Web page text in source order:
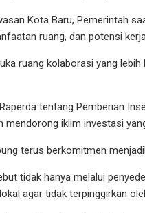
Kota Baru, Pemerintah
ruang, dan potensi
ruang kolaborasi yang lebih
tentang Pemberian
mendorong iklim investasi
terus berkomitmen
tidak hanya melalui
agar tidak terpinggirkan